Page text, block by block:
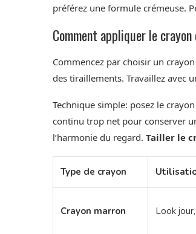
préférez une formule crémeuse.
Comment appliquer le
Commencez par choisir un
des tiraillements. Travaillez avec
Technique simple: posez le
continu trop net pour conserver
l’harmonie du regard. Tailler le
Type de crayon
Crayon marron Look